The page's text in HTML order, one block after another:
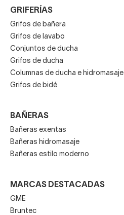
GRIFERÍAS
Grifos de bañera
Grifos de lavabo
Conjuntos de ducha
Grifos de ducha
Columnas de ducha e hidromasaje
Grifos de bidé
BAÑERAS
Bañeras exentas
Bañeras hidromasaje
Bañeras estilo moderno
MARCAS DESTACADAS
GME
Bruntec